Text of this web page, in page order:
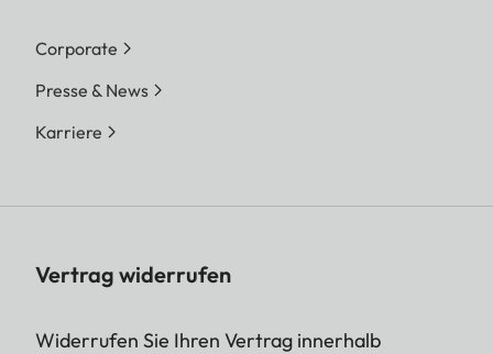
Corporate
Presse & News
Karriere
Vertrag widerrufen
Widerrufen Sie Ihren Vertrag innerhalb